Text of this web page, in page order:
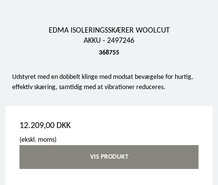
EDMA ISOLERINGSSKÆRER WOOLCUT
AKKU - 2497246
368755
Udstyret med en dobbelt klinge med modsat bevægelse for hurtig,
effektiv skæring, samtidig med at vibrationer reduceres.
12.209,00 DKK
(ekskl. moms)
VIS PRODUKT